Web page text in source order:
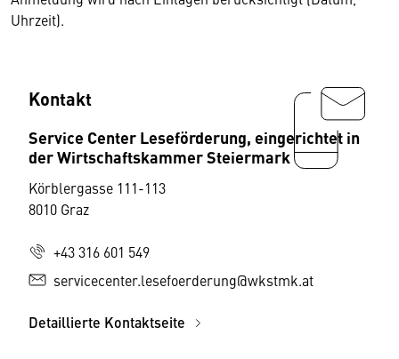
Uhrzeit).
Kontakt
Service Center Leseförderung, eingerichtet in
der Wirtschaftskammer Steiermark
Körblergasse 111-113
8010 Graz
+43 316 601 549
servicecenter.lesefoerderung@wkstmk.at
Detaillierte Kontaktseite